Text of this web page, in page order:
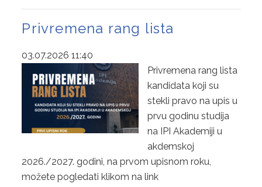
Privremena rang lista
03.07.2026 11:40
Privremena rang lista
kandidata koji su
stekli pravo na upis u
prvu godinu studija
na IPI Akademiji u
akdemskoj
2026./2027. godini, na prvom upisnom roku,
možete pogledati klikom na link